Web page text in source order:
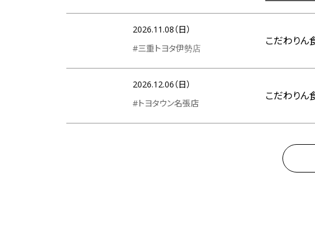
2026.11.08（日）
#三重トヨタ伊勢店
こだわりん
2026.12.06（日）
#トヨタウン名張店
こだわり